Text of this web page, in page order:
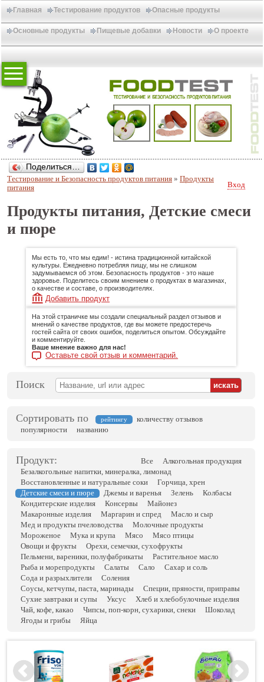
Главная Тестирование продуктов Опасные продукты
Основные продукты Пищевые добавки Новости О проекте
Поделиться…
Тестирование и Безопасность продуктов питания » Продукты
питания
Вход
Продукты питания, Детские смеси
и пюре
Мы есть то, что мы едим! - истина традиционной китайской
культуры. Ежедневно потребляя пищу, мы не слишком
задумываемся об этом. Безопасность продуктов - это наше
здоровье. Поделитесь своим мнением о продуктах в магазинах,
о качестве и составе, о производителях.
Добавить продукт
На этой страничке мы создали специальный раздел отзывов и
мнений о качестве продуктов, где вы можете предостеречь
гостей сайта от своих ошибок, поделиться опытом. Обсуждайте
и комментируйте.
Ваше мнение важно для нас!
Оставьте свой отзыв и комментарий.
Поиск
Сортировать по рейтингу
количеству отзывов
популярности
названию
Продукт: Все
Алкогольная продукция
Безалкогольные напитки, минералка, лимонад
Восстановленные и натуральные соки
Горчица, хрен
Детские смеси и пюре
Джемы и варенья Зелень
Колбасы
Кондитерские изделия
Консервы
Майонез
Макаронные изделия
Маргарин и спред
Масло и сыр
Мед и продукты пчеловодства
Молочные продукты
Мороженое
Мука и крупа Мясо
Мясо птицы
Овощи и фрукты
Орехи, семечки, сухофрукты
Пельмени, вареники, полуфабрикаты
Растительное масло
Рыба и морепродукты
Салаты Сало
Сахар и соль
Сода и разрыхлители
Соления
Соусы, кетчупы, паста, маринады
Специи, пряности, приправы
Сухие завтраки и супы
Уксус
Хлеб и хлебобулочные изделия
Чай, кофе, какао
Чипсы, поп-корн, сухарики, снеки
Шоколад
Ягоды и грибы
Яйца